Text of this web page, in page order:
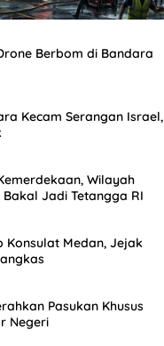
Berbom di Bandara
Kecam Serangan Israel,
Wilayah
Bakal Jadi Tetangga RI
Konsulat Medan, Jejak
Pasukan Khusus
Negeri